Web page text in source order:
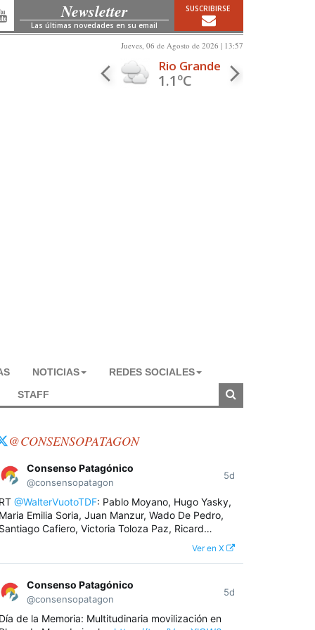
Newsletter
Las últimas novedades en su email
SUSCRIBIRSE
Jueves, 06 de Agosto de 2026 | 13:57
Rio Grande
1.1ºC
NOTICIAS
REDES SOCIALES
STAFF
@CONSENSOPATAGON
Consenso Patagónico
@consensopatagon
5d
RT @WalterVuotoTDF: Pablo Moyano, Hugo Yasky,
Maria Emilia Soria, Juan Manzur, Wado De Pedro,
Santiago Cafiero, Victoria Toloza Paz, Ricard…
Ver en X
Consenso Patagónico
@consensopatagon
5d
Día de la Memoria: Multitudinaria movilización en